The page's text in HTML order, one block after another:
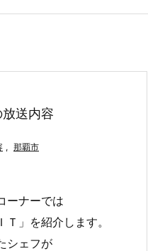

送内容
, 那覇市
ーナーでは
」を紹介します。
シェフが